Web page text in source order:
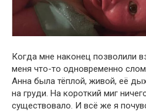
Когда мне наконец позволили
меня что-то одновременно
Анна была тёплой, живой, её
на груди. На короткий миг
существовало. И всё же я